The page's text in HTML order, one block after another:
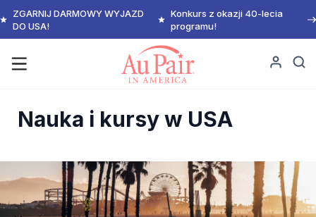
ZGARNIJ DARMOWY WYJAZD
DO USA!
Konkurs z okazji 40-lecia
programu!
Nauka i kursy w USA